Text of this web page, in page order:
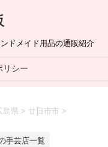
ドメイド用品の通販紹介
リシー
島県 > 廿日市市 >
手芸店一覧